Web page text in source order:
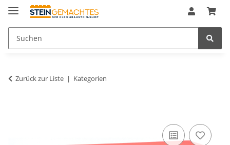
Zurück zur Liste Kategorien